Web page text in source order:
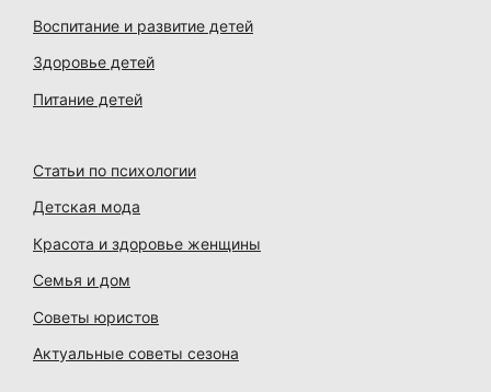
Воспитание и развитие детей
Здоровье детей
Питание детей
Статьи по психологии
Детская мода
Красота и здоровье женщины
Семья и дом
Советы юристов
Актуальные советы сезона